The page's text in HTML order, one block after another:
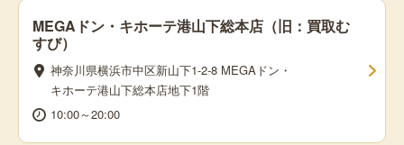
MEGAドン・キホーテ港山下総本店（旧：買取む
すび）
神奈川県横浜市中区新山下1-2-8 MEGAドン・
キホーテ港山下総本店地下1階
10:00～20:00